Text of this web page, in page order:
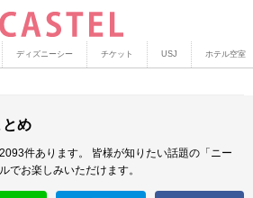
ディズニーシー チケット USJ ホテル空室
とめ
件あります。
皆様が知りたい話題の「ニー
でお楽しみいただけます。